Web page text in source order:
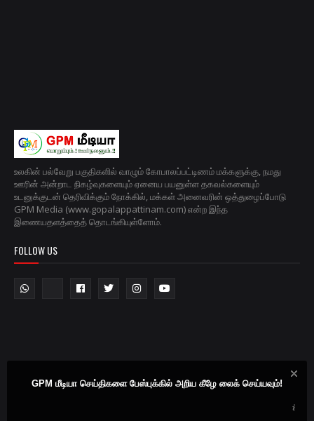
உலகின் பல்வேறு பகுதிகளில் வாழும் கோபாலப்பட்டிணம் மக்களுக்கு, நமது
ஊரின் அன்றாட நிகழ்வுகளையும் ஏனைய பயனுள்ள தகவல்களையும்
உடனுக்குடன் தெரிவிக்கும் நோக்கில், மக்கள் அனைவரின் ஒத்துழைப்போடு
GPM Media (www.gopalappattinam.com) என்ற இந்த
இணையதளத்தைத் தொடங்கியுள்ளோம்.
FOLLOW US
GPM மீடியா செய்திகளை பேஸ்புக்கில் அறிய கீழே லைக் செய்யவும்!